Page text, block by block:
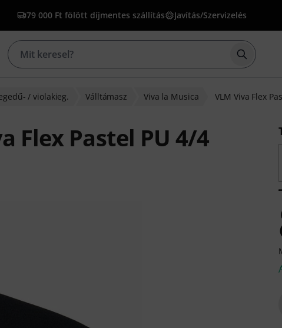
79 000 Ft fölött díjmentes szállítás Javítás/Szervizelés
Keresés
/ violakieg. Válltámasz Viva la Musica VLM Viva Flex
Flex Pastel PU 4/4